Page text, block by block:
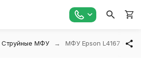
Струйные МФУ МФУ Epson L4167